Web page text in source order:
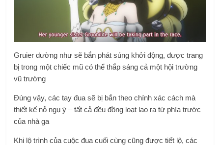
Gruier dường như sẽ bắn phát súng khởi động, được trang
bị trong một chiếc mũ có thể thắp sáng cả một hội trường
vũ trường
Đúng vậy, các tay đua sẽ bị bắn theo chính xác cách mà
thiết kế nỏ ngụ ý – tất cả đều đồng loạt lao ra từ phía trước
của nhà ga
Khi lộ trình của cuộc đua cuối cùng cũng được tiết lộ, các